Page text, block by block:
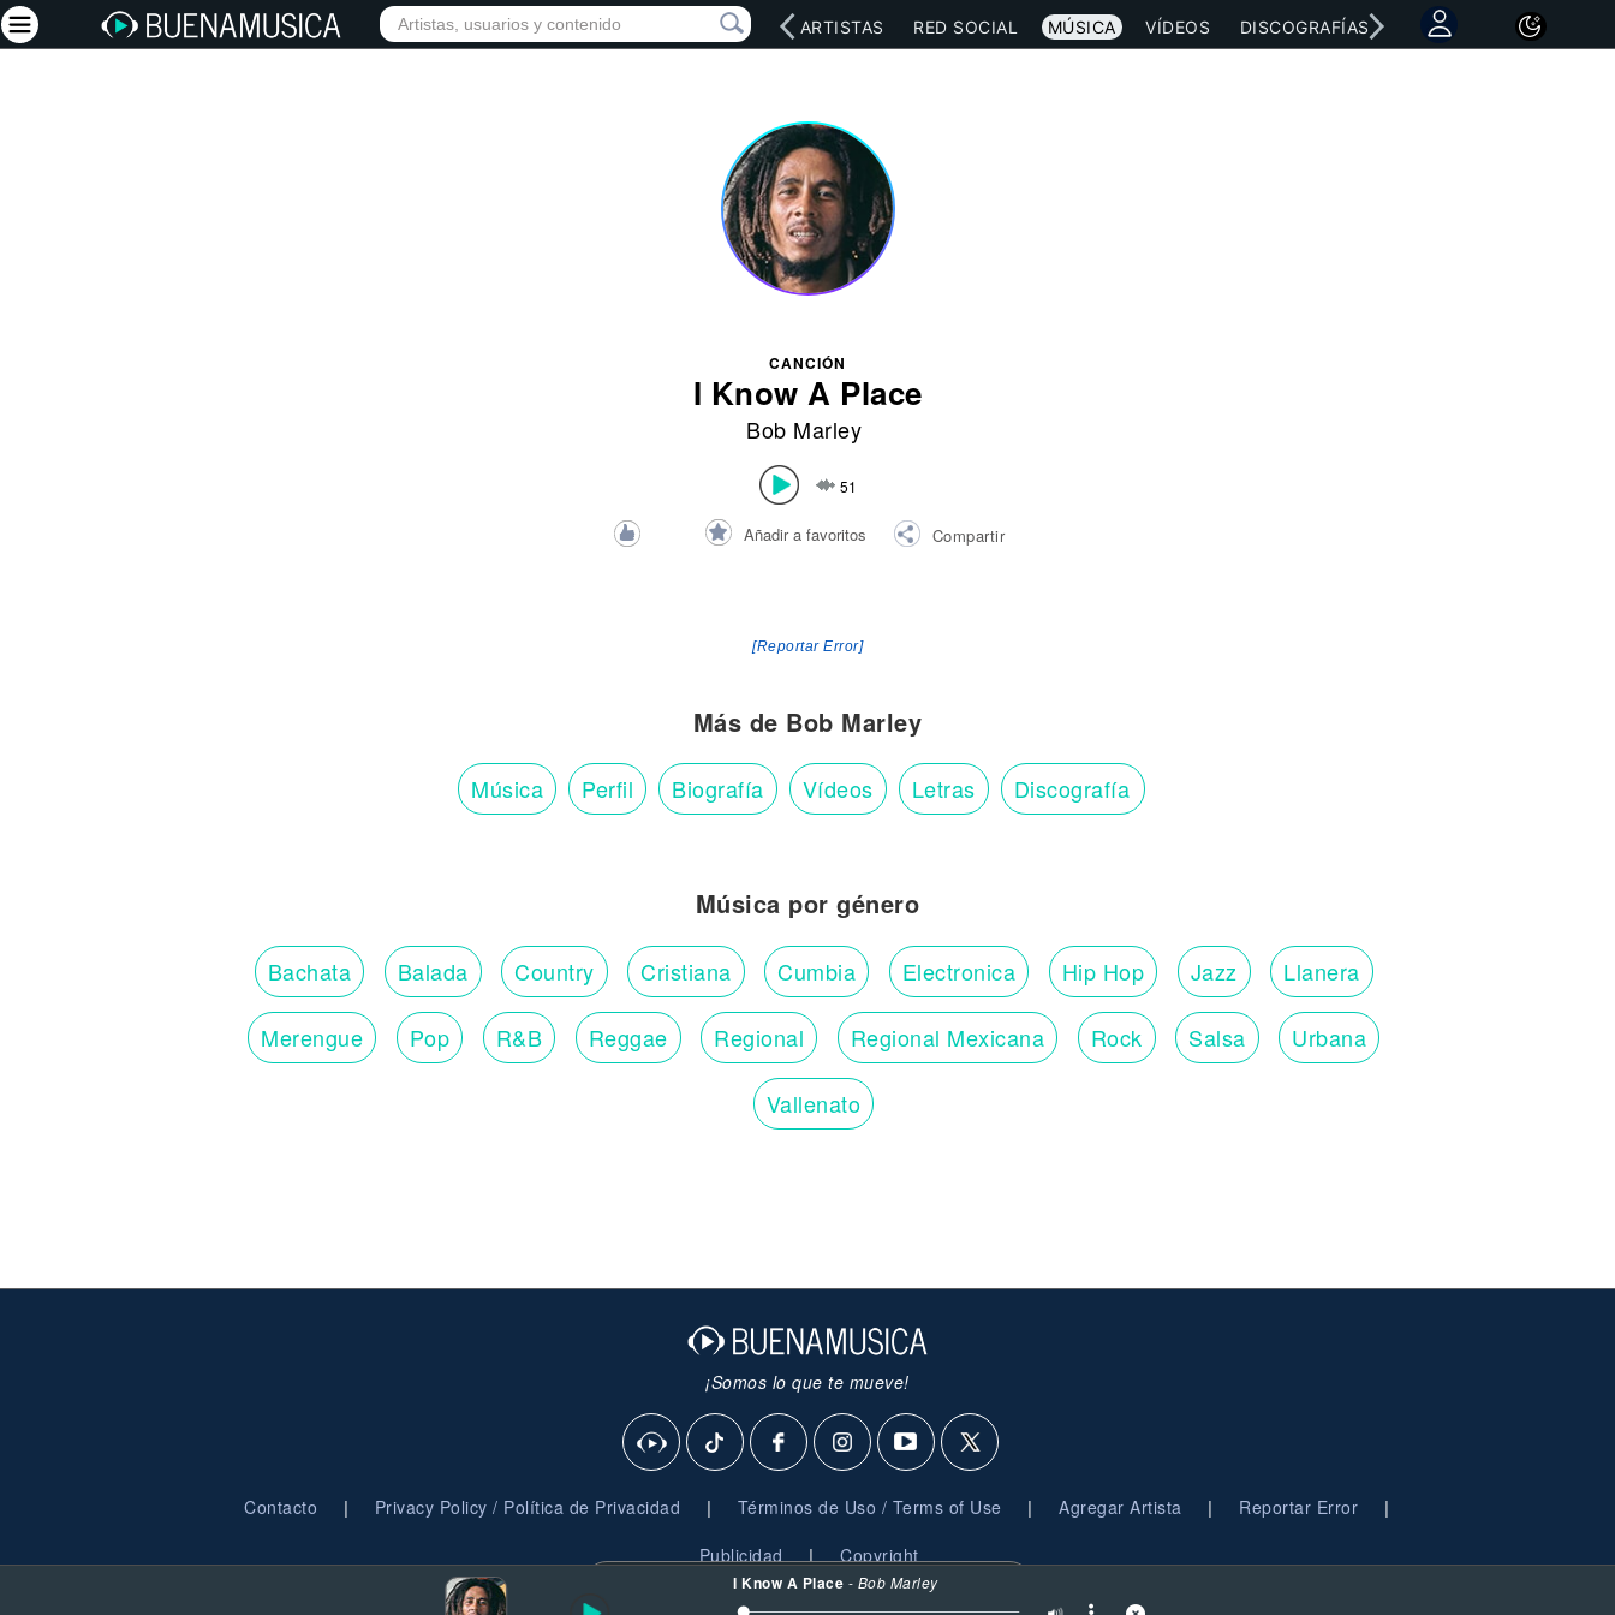
INICIO ARTISTAS RED SOCIAL MÚSICA VÍDEOS DISCOGRAFÍAS CONCIERTOS LETRAS
CANCIÓN
I Know A Place
Bob Marley
51
Añadir a favoritos Compartir
[Reportar Error]
Más de Bob Marley
Música Perfil Biografía Vídeos Letras Discografía
Música por género
Bachata Balada Country Cristiana Cumbia Electronica Hip Hop Jazz Llanera
Merengue Pop R&B Reggae Regional Regional Mexicana Rock Salsa Urbana
Vallenato
¡Somos lo que te mueve!
Contacto | Privacy Policy / Política de Privacidad | Términos de Uso / Terms of Use | Agregar Artista | Reportar Error |
Publicidad | Copyright
Al usar esta plataforma, aceptas nuestro uso de
I Know A Place - Bob Marley